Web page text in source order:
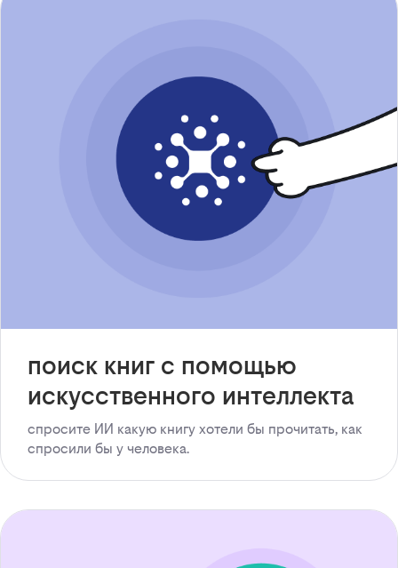
поиск книг с помощью
искусственного интеллекта
спросите ИИ какую книгу хотели бы прочитать, как
спросили бы у человека.